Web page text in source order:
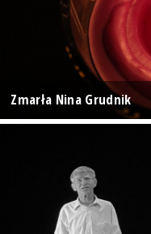
Zmarła Nina Grudnik